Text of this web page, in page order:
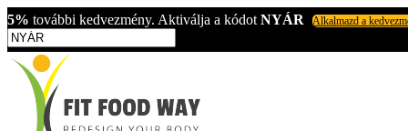
5% további kedvezmény. Aktiválja a kódot NYÁR Alkalmazd a